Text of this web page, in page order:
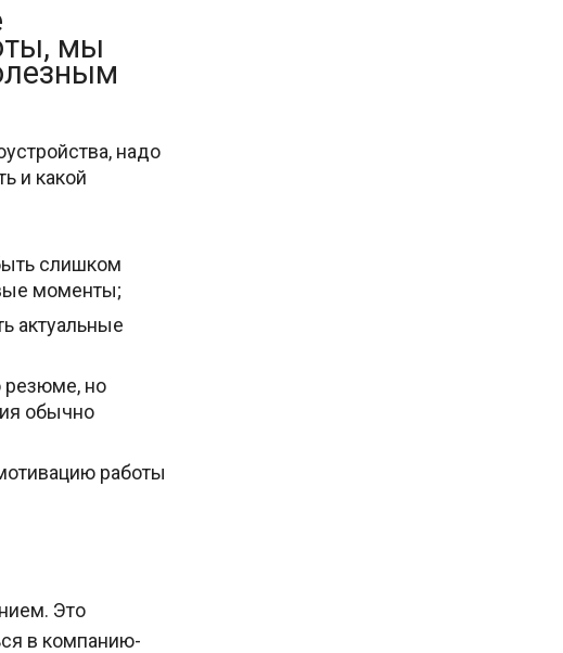
мы
надо
и какой
слишком
моменты;
актуальные
резюме, но
обычно
работы
Это
в компанию-